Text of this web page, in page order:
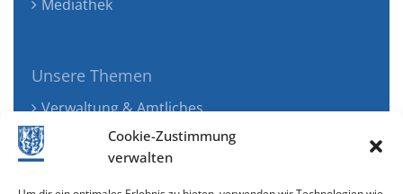
Cookie-Zustimmung
verwalten
Mediathek
Unsere Themen
Verwaltung & Amtliches
Jugend, Familie & Gesundheit
Tourismus, Freizeit & Ökologie